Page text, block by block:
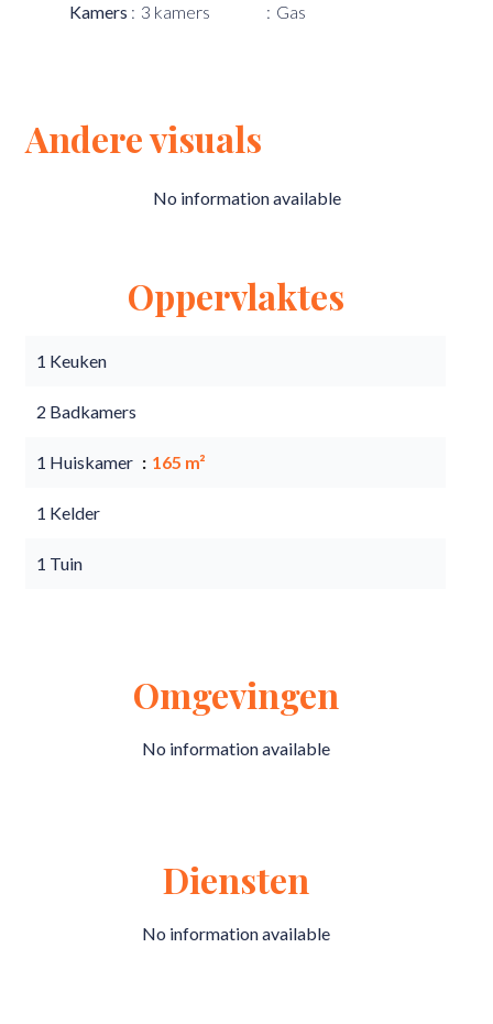
Kamers 3 kamers
Gas
Andere visuals
No information available
Oppervlaktes
1 Keuken
2 Badkamers
1 Huiskamer 165 m²
1 Kelder
1 Tuin
Omgevingen
No information available
Diensten
No information available